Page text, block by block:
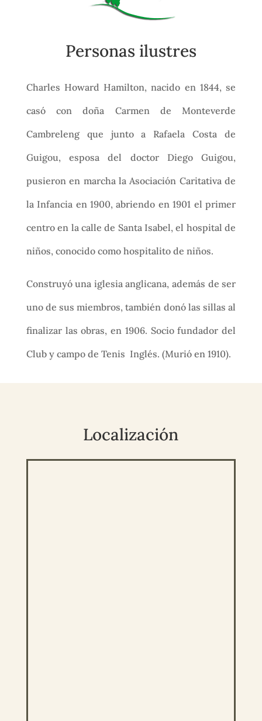
Personas ilustres
Charles Howard Hamilton, nacido en 1844, se
casó con doña Carmen de Monteverde
Cambreleng que junto a Rafaela Costa de
Guigou, esposa del doctor Diego Guigou,
pusieron en marcha la Asociación Caritativa de
la Infancia en 1900, abriendo en 1901 el primer
centro en la calle de Santa Isabel, el hospital de
niños, conocido como hospitalito de niños.
Construyó una iglesia anglicana, además de ser
uno de sus miembros, también donó las sillas al
finalizar las obras, en 1906. Socio fundador del
Club y campo de Tenis Inglés. (Murió en 1910).
Localización